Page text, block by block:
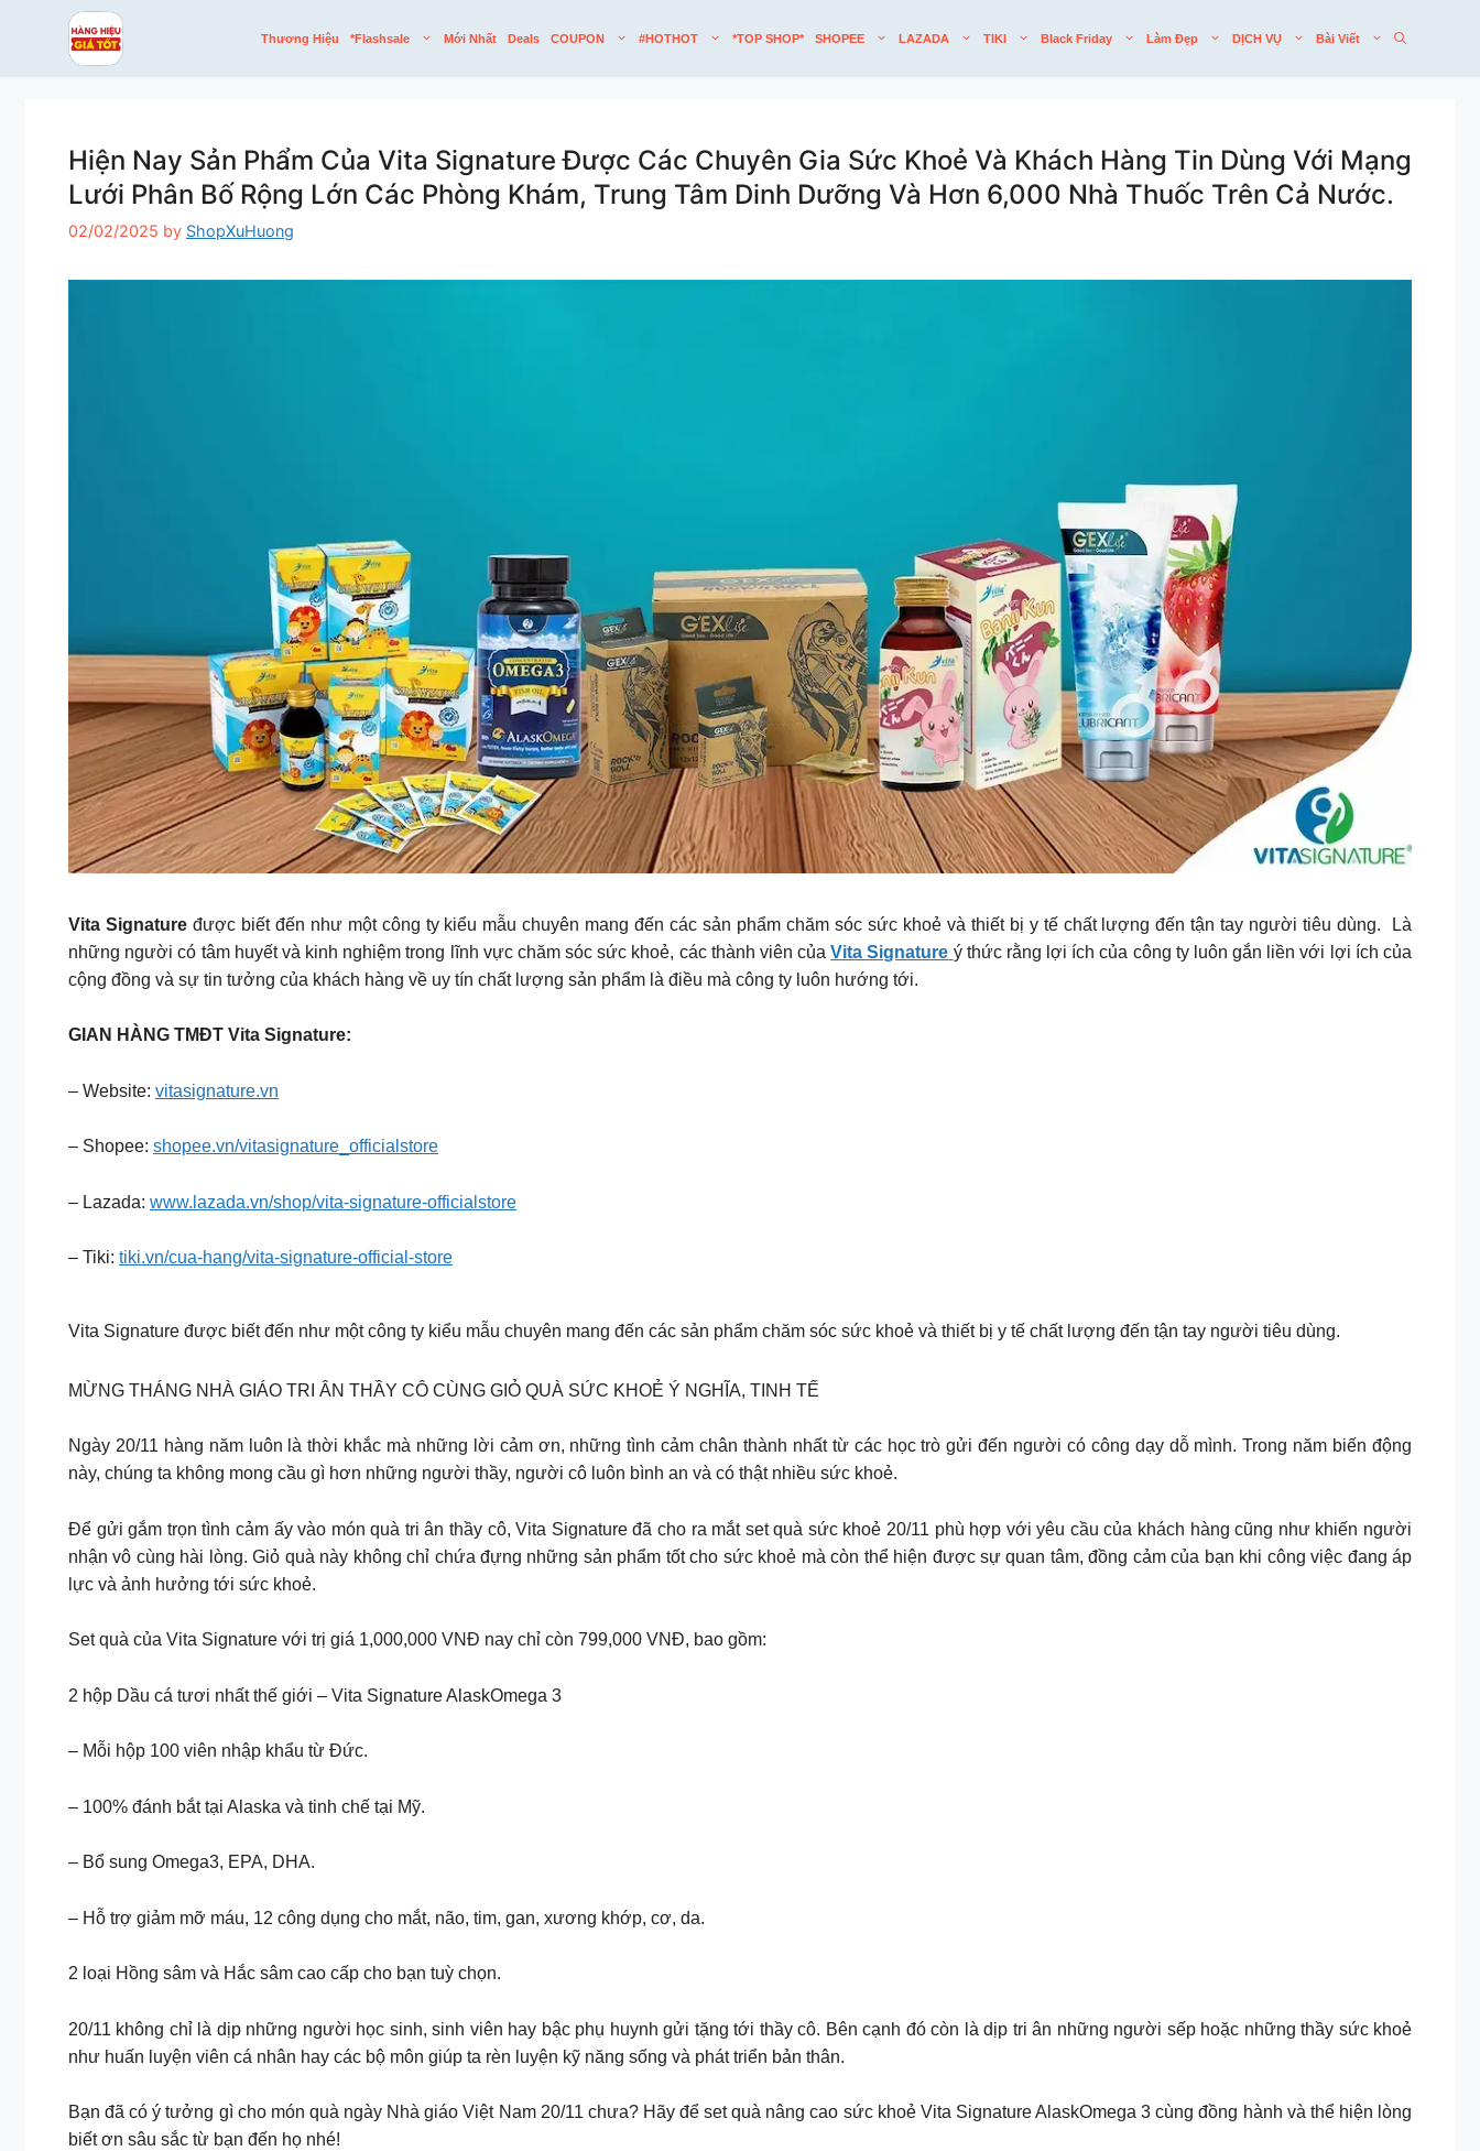
Thương Hiệu *flashsale Mới Nhất Deals COUPON #HOTHOT *TOP SHOP* SHOPEE LAZADA TIKI Black Friday Làm Đẹp DỊCH VỤ Bài Viết
Hiện Nay Sản Phẩm Của Vita Signature Được Các Chuyên Gia Sức Khoẻ Và Khách Hàng Tin Dùng Với Mạng
Lưới Phân Bố Rộng Lớn Các Phòng Khám, Trung Tâm Dinh Dưỡng Và Hơn 6,000 Nhà Thuốc Trên Cả Nước.
02/02/2025 by ShopXuHuong
Vita Signatuređược biết đến như một công ty kiểu mẫu chuyên mang đến các sản phẩm chăm sóc sức khoẻ và thiết bị y tế chất lượng đến tận tay người tiêu dùng. Là
những người có tâm huyết và kinh nghiệm trong lĩnh vực chăm sóc sức khoẻ, các thành viên củaVita Signature ý thức rằng lợi ích của công ty luôn gắn liền với lợi ích của
cộng đồng và sự tin tưởng của khách hàng về uy tín chất lượng sản phẩm là điều mà công ty luôn hướng tới.
GIAN HÀNG TMĐT Vita Signature:
– Website: vitasignature.vn
– Shopee: shopee.vn/vitasignature_officialstore
– Lazada: www.lazada.vn/shop/vita-signature-officialstore
– Tiki: tiki.vn/cua-hang/vita-signature-official-store
Vita Signature được biết đến như một công ty kiểu mẫu chuyên mang đến các sản phẩm chăm sóc sức khoẻ và thiết bị y tế chất lượng đến tận tay người tiêu dùng.
MỪNG THÁNG NHÀ GIÁO TRI ÂN THẦY CÔ CÙNG GIỎ QUÀ SỨC KHOẺ Ý NGHĨA, TINH TẾ
Ngày 20/11 hàng năm luôn là thời khắc mà những lời cảm ơn, những tình cảm chân thành nhất từ các học trò gửi đến người có công dạy dỗ mình. Trong năm biến động
này, chúng ta không mong cầu gì hơn những người thầy, người cô luôn bình an và có thật nhiều sức khoẻ.
Để gửi gắm trọn tình cảm ấy vào món quà tri ân thầy cô, Vita Signature đã cho ra mắt set quà sức khoẻ 20/11 phù hợp với yêu cầu của khách hàng cũng như khiến người
nhận vô cùng hài lòng. Giỏ quà này không chỉ chứa đựng những sản phẩm tốt cho sức khoẻ mà còn thể hiện được sự quan tâm, đồng cảm của bạn khi công việc đang áp
lực và ảnh hưởng tới sức khoẻ.
Set quà của Vita Signature với trị giá 1,000,000 VNĐ nay chỉ còn 799,000 VNĐ, bao gồm:
2 hộp Dầu cá tươi nhất thế giới – Vita Signature AlaskOmega 3
– Mỗi hộp 100 viên nhập khẩu từ Đức.
– 100% đánh bắt tại Alaska và tinh chế tại Mỹ.
– Bổ sung Omega3, EPA, DHA.
– Hỗ trợ giảm mỡ máu, 12 công dụng cho mắt, não, tim, gan, xương khớp, cơ, da.
2 loại Hồng sâm và Hắc sâm cao cấp cho bạn tuỳ chọn.
20/11 không chỉ là dịp những người học sinh, sinh viên hay bậc phụ huynh gửi tặng tới thầy cô. Bên cạnh đó còn là dịp tri ân những người sếp hoặc những thầy sức khoẻ
như huấn luyện viên cá nhân hay các bộ môn giúp ta rèn luyện kỹ năng sống và phát triển bản thân.
Bạn đã có ý tưởng gì cho món quà ngày Nhà giáo Việt Nam 20/11 chưa? Hãy để set quà nâng cao sức khoẻ Vita Signature AlaskOmega 3 cùng đồng hành và thể hiện lòng
biết ơn sâu sắc từ bạn đến họ nhé!